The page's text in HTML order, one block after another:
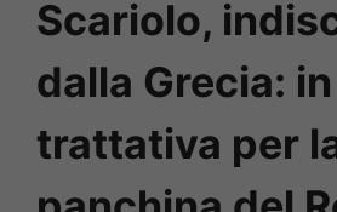
Scariolo,
dalla Grecia: in
trattativa per